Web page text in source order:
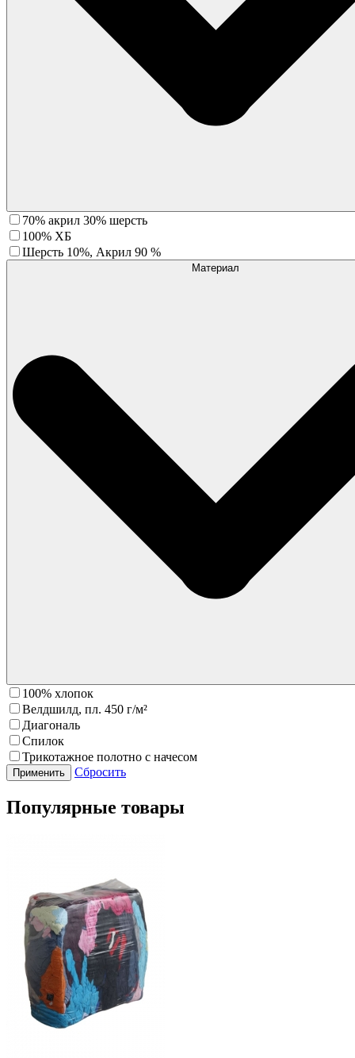
70% акрил 30% шерсть
100% ХБ
Шерсть 10%, Акрил 90 %
100% хлопок
Велдшилд, пл. 450 г/м²
Диагональ
Спилок
Трикотажное полотно с начесом
Сбросить
Популярные товары